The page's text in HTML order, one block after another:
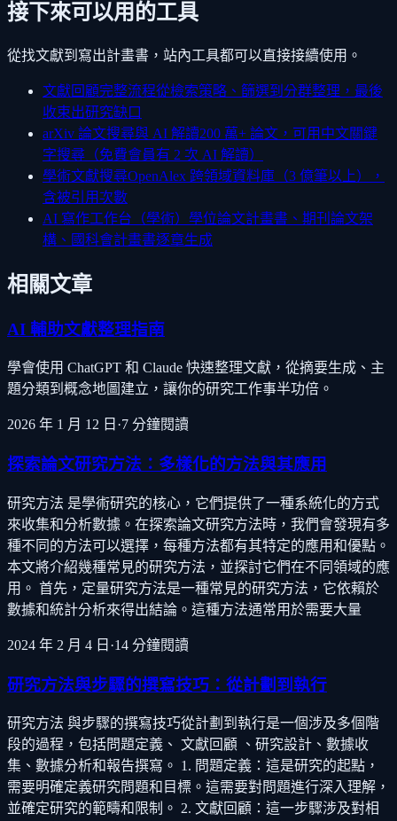
接下來可以用的工具
從找文獻到寫出計畫書，站內工具都可以直接接續使用。
文獻回顧完整流程從檢索策略、篩選到分群整理，最後
收束出研究缺口
arXiv 論文搜尋與 AI 解讀200 萬+ 論文，可用中文關鍵
字搜尋（免費會員有 2 次 AI 解讀）
學術文獻搜尋OpenAlex 跨領域資料庫（3 億筆以上），
含被引用次數
AI 寫作工作台（學術） 學位論文計畫書、期刊論文架
構、國科會計畫書逐章生成
相關文章
AI 輔助文獻整理指南
學會使用 ChatGPT 和 Claude 快速整理文獻，從摘要生成、主
題分類到概念地圖建立，讓你的研究工作事半功倍。
2026 年 1 月 12 日 ·7 分鐘閱讀
探索論文研究方法：多樣化的方法與其應用
研究方法 是學術研究的核心，它們提供了一種系統化的方式
來收集和分析數據。在探索論文研究方法時，我們會發現有多
種不同的方法可以選擇，每種方法都有其特定的應用和優點。
本文將介紹幾種常見的研究方法，並探討它們在不同領域的應
用。 首先，定量研究方法是一種常見的研究方法，它依賴於
數據和統計分析來得出結論。這種方法通常用於需要大量
2024 年 2 月 4 日 ·14 分鐘閱讀
研究方法與步驟的撰寫技巧：從計劃到執行
研究方法 與步驟的撰寫技巧從計劃到執行是一個涉及多個階
段的過程，包括問題定義、 文獻回顧 、研究設計、數據收
集、數據分析和報告撰寫。 1. 問題定義：這是研究的起點，
需要明確定義研究問題和目標。這需要對問題進行深入理解，
並確定研究的範疇和限制。 2. 文獻回顧：這一步驟涉及對相